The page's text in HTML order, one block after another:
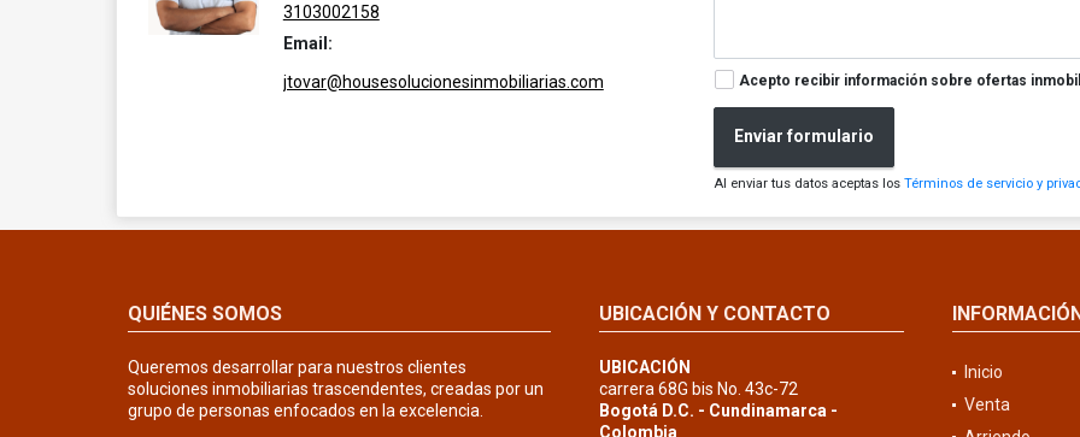
3103002158
Email:
jtovar@housesolucionesinmobiliarias.com
Acepto recibir información sobre ofertas
Enviar formulario
Al enviar tus datos aceptas losTérminos de servicio y
QUIÉNES SOMOS
Queremos desarrollar para nuestros clientes
soluciones inmobiliarias trascendentes, creadas por un
grupo de personas enfocados en la excelencia.
UBICACIÓN Y CONTACTO
UBICACIÓN
carrera 68G bis No. 43c-72
Bogotá D.C. - Cundinamarca -
Colombia
Inicio
Venta